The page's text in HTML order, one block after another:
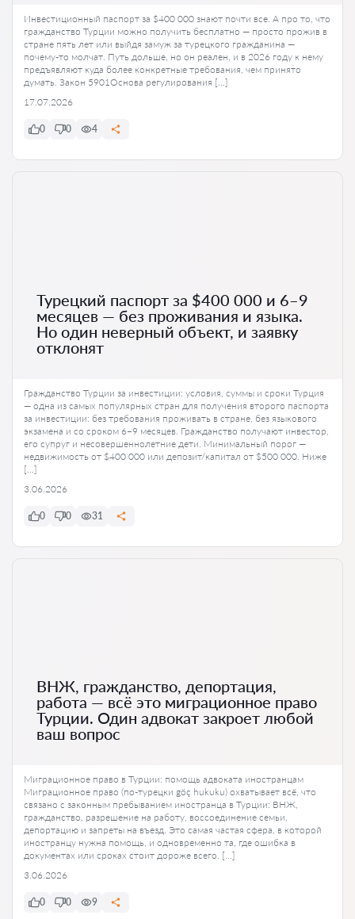
Инвестиционный паспорт за $400 000 знают почти все. А про то, что
гражданство Турции можно получить бесплатно — просто прожив в
стране пять лет или выйдя замуж за турецкого гражданина —
почему-то молчат. Путь дольше, но он реален, и в 2026 году к нему
предъявляют куда более конкретные требования, чем принято
думать. Закон 5901Основа регулирования […]
17.07.2026
0 0 4
Турецкий паспорт за $400 000 и 6–9
месяцев — без проживания и языка.
Но один неверный объект, и заявку
отклонят
Гражданство Турции за инвестиции: условия, суммы и сроки Турция
— одна из самых популярных стран для получения второго паспорта
за инвестиции: без требования проживать в стране, без языкового
экзамена и со сроком 6–9 месяцев. Гражданство получают инвестор,
его супруг и несовершеннолетние дети. Минимальный порог —
недвижимость от $400 000 или депозит/капитал от $500 000. Ниже
[…]
3.06.2026
0 0 31
ВНЖ, гражданство, депортация,
работа — всё это миграционное право
Турции. Один адвокат закроет любой
ваш вопрос
Миграционное право в Турции: помощь адвоката иностранцам
Миграционное право (по-турецки göç hukuku) охватывает всё, что
связано с законным пребыванием иностранца в Турции: ВНЖ,
гражданство, разрешение на работу, воссоединение семьи,
депортацию и запреты на въезд. Это самая частая сфера, в которой
иностранцу нужна помощь, и одновременно та, где ошибка в
документах или сроках стоит дороже всего. […]
3.06.2026
0 0 9